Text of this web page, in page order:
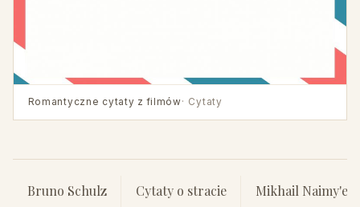
Romantyczne cytaty z filmów· Cytaty
Bruno Schulz Cytaty o stracie Mikhail